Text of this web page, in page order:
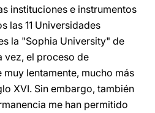
instituciones e instrumentos
las 11 Universidades
la "Sophia University" de
vez, el proceso de
lentamente, mucho más
XVI. Sin embargo, también
me han permitido